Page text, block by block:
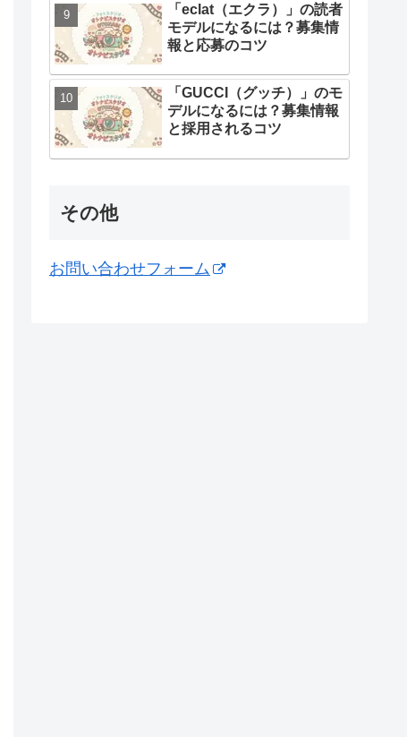
「eclat（エクラ）」の読者
モデルになるには？募集情
報と応募のコツ
「GUCCI（グッチ）」のモ
デルになるには？募集情報
と採用されるコツ
その他
お問い合わせフォーム